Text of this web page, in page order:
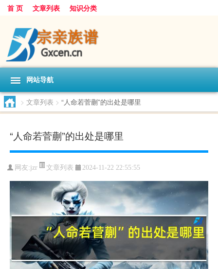
首 页 文章列表 知识分类
网站导航
> 文章列表 > “人命若菅蒯”的出处是哪里
“人命若菅蒯”的出处是哪里
网友:jzr 文章列表 2024-11-22 22:55:55